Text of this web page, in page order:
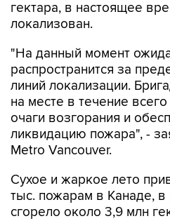
гектара, в настоящее
локализован.
"На данный момент
распространится за
линий локализации.
на месте в течение
очаги возгорания и
ликвидацию пожара", -
Metro Vancouver.
Сухое и жаркое лето
тыс. пожарам в Канаде, в
сгорело около 3,9 млн